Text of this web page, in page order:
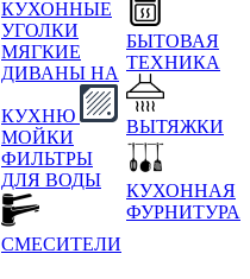
КУХОННЫЕ
УГОЛКИ
МЯГКИЕ
ДИВАНЫ НА
КУХНЮ
МОЙКИ
ФИЛЬТРЫ
ДЛЯ ВОДЫ
СМЕСИТЕЛИ
БЫТОВАЯ
ТЕХНИКА
ВЫТЯЖКИ
КУХОННАЯ
ФУРНИТУРА